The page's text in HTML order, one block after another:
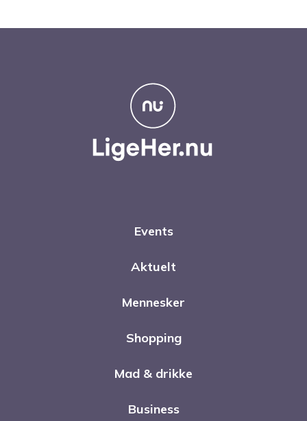
Events
Aktuelt
Mennesker
Shopping
Mad & drikke
Business